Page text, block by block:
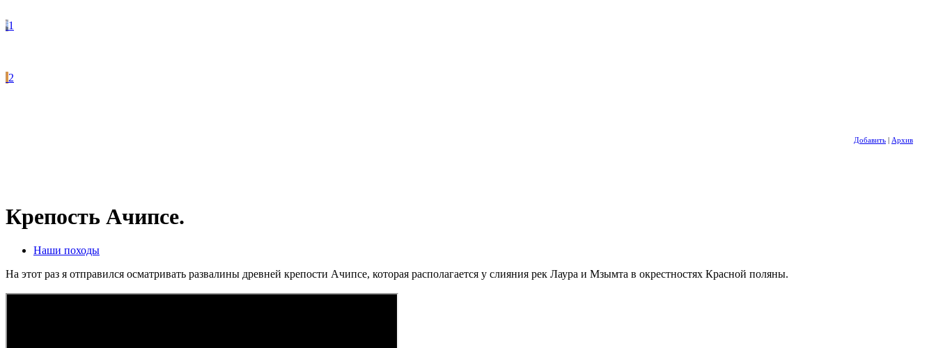
1
2
Добавить Архив
Крепость Ачипсе.
Наши походы
На этот раз я отправился осматривать развалины древней крепости Ачипсе, которая располагается у слияния рек Лаура и Мзымта в окрестностях Красной поляны.